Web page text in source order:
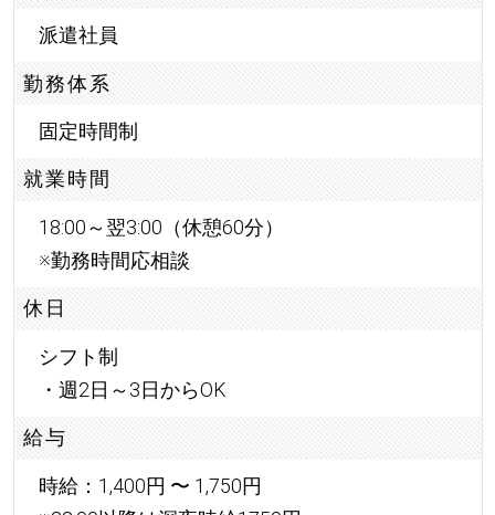
派遣社員
勤務体系
固定時間制
就業時間
18:00～翌3:00（休憩60分）
※勤務時間応相談
休日
シフト制
・週2日～3日からOK
給与
時給：1,400円 〜 1,750円